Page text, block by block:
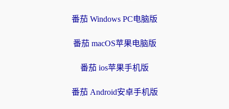
番茄 Windows PC电脑版
番茄 macOS苹果电脑版
番茄 ios苹果手机版
番茄 Android安卓手机版